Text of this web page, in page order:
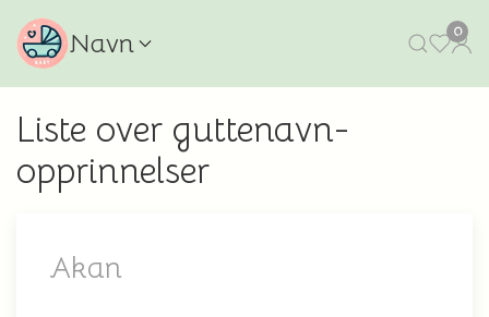
Navn 0
Liste over guttenavn-
opprinnelser
Akan